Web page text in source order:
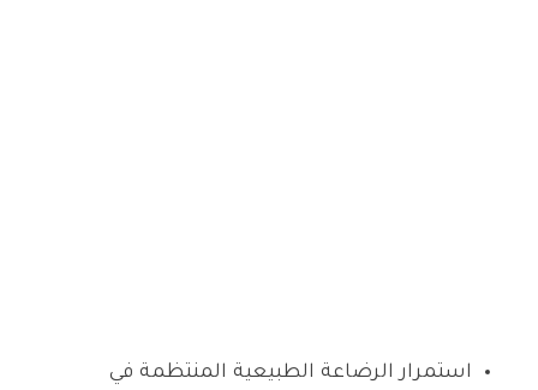
استمرار الرضاعة الطبيعية المنتظمة في